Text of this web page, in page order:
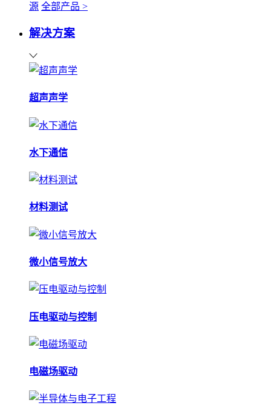
源 全部产品 >
解决方案
超声声学
水下通信
材料测试
微小信号放大
压电驱动与控制
电磁场驱动